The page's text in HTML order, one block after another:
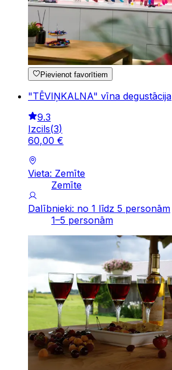
Pievienot favorītiem
"TĒVIŅKALNA" vīna degustācija
9.3
Izcils(3)
60,00 €
Vieta: Zemīte
Zemīte
Dalībnieki: no 1 līdz 5 personām
1–5 personām